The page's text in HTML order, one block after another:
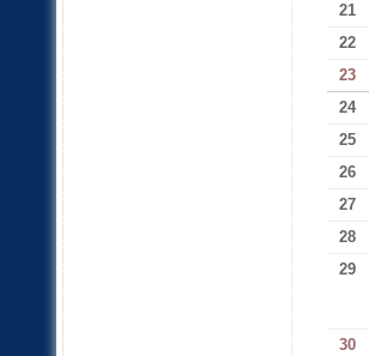
21
22
23
24
25
26
27
28
29
30